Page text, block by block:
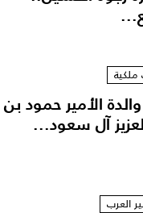
ملكية
الأمير حمود بن
آل سعود...
العرب